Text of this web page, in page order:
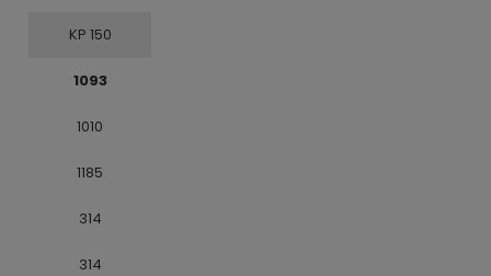
KP 150
1093
1010
1185
314
314